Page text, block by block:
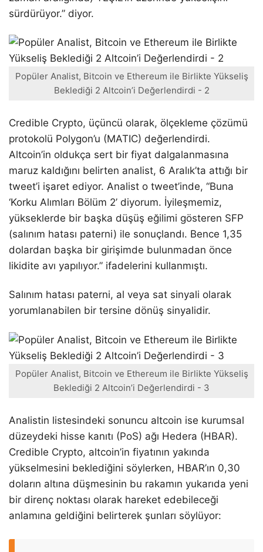
sürdürüyor.” diyor.
Popüler Analist, Bitcoin ve Ethereum ile Birlikte Yükseliş
Beklediği 2 Altcoin’i Değerlendirdi - 2
Credible Crypto, üçüncü olarak, ölçekleme çözümü
protokolü Polygon’u (MATIC) değerlendirdi.
Altcoin’in oldukça sert bir fiyat dalgalanmasına
maruz kaldığını belirten analist, 6 Aralık’ta attığı bir
tweet’i işaret ediyor. Analist o tweet’inde, “Buna
‘Korku Alımları Bölüm 2’ diyorum. İyileşmemiz,
yükseklerde bir başka düşüş eğilimi gösteren SFP
(salınım hatası paterni) ile sonuçlandı. Bence 1,35
dolardan başka bir girişimde bulunmadan önce
likidite avı yapılıyor.” ifadelerini kullanmıştı.
Salınım hatası paterni, al veya sat sinyali olarak
yorumlanabilen bir tersine dönüş sinyalidir.
Popüler Analist, Bitcoin ve Ethereum ile Birlikte Yükseliş
Beklediği 2 Altcoin’i Değerlendirdi - 3
Analistin listesindeki sonuncu altcoin ise kurumsal
düzeydeki hisse kanıtı (PoS) ağı Hedera (HBAR).
Credible Crypto, altcoin’in fiyatının yakında
yükselmesini beklediğini söylerken, HBAR’ın 0,30
doların altına düşmesinin bu rakamın yukarıda yeni
bir direnç noktası olarak hareket edebileceği
anlamına geldiğini belirterek şunları söylüyor: